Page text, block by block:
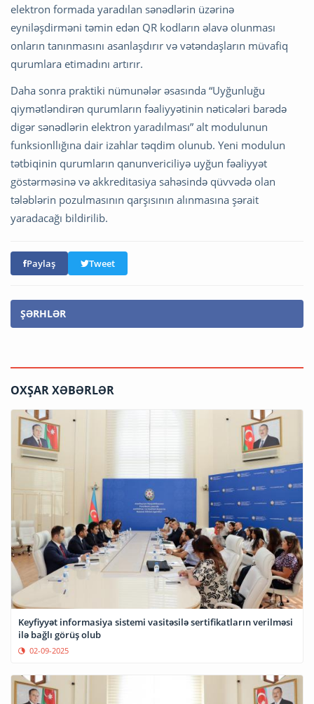
elektron formada yaradılan sənədlərin üzərinə
eyniləşdirməni təmin edən QR kodların əlavə olunması
onların tanınmasını asanlaşdırır və vətəndaşların müvafiq
qurumlara etimadını artırır.
Daha sonra praktiki nümunələr əsasında “Uyğunluğu
qiymətləndirən qurumların fəaliyyətinin nəticələri barədə
digər sənədlərin elektron yaradılması” alt modulunun
funksionllığına dair izahlar təqdim olunub. Yeni modulun
tətbiqinin qurumların qanunvericiliyə uyğun fəaliyyət
göstərməsinə və akkreditasiya sahəsində qüvvədə olan
tələblərin pozulmasının qarşısının alınmasına şərait
yaradacağı bildirilib.
Paylaş Tweet
ŞƏRHLƏR
OXŞAR XƏBƏRLƏR
Keyfiyyət informasiya sistemi vasitəsilə sertifikatların verilməsi
ilə bağlı görüş olub
02-09-2025